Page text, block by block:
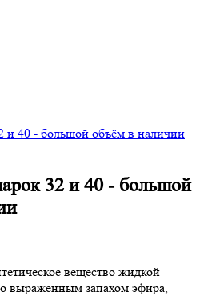
и 40 - большой объём в наличии
32 и 40 - большой
вещество жидкой
выраженным запахом эфира,